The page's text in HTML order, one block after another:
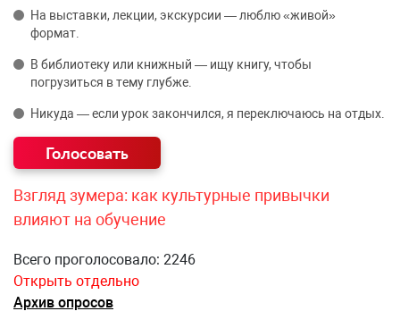
На выставки, лекции, экскурсии — люблю «живой»
формат.
В библиотеку или книжный — ищу книгу, чтобы
погрузиться в тему глубже.
Никуда — если урок закончился, я переключаюсь на отдых.
Взгляд зумера: как культурные привычки
влияют на обучение
Всего проголосовало: 2246
Открыть отдельно
Архив опросов